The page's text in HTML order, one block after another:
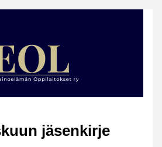
jäsenkirje